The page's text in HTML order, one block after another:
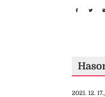
2021. 12.